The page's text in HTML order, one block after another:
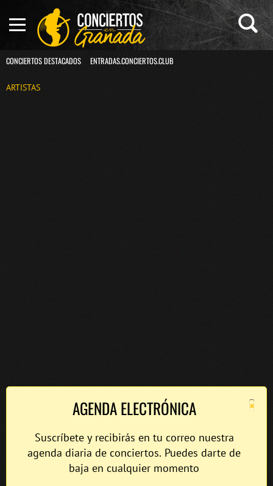
CONCIERTOS DESTACADOS ENTRADAS.CONCIERTOS.CLUB
ARTISTAS
×
AGENDA ELECTRÓNICA
Suscríbete y recibirás en tu correo nuestra
agenda diaria de conciertos. Puedes darte de
baja en cualquier momento